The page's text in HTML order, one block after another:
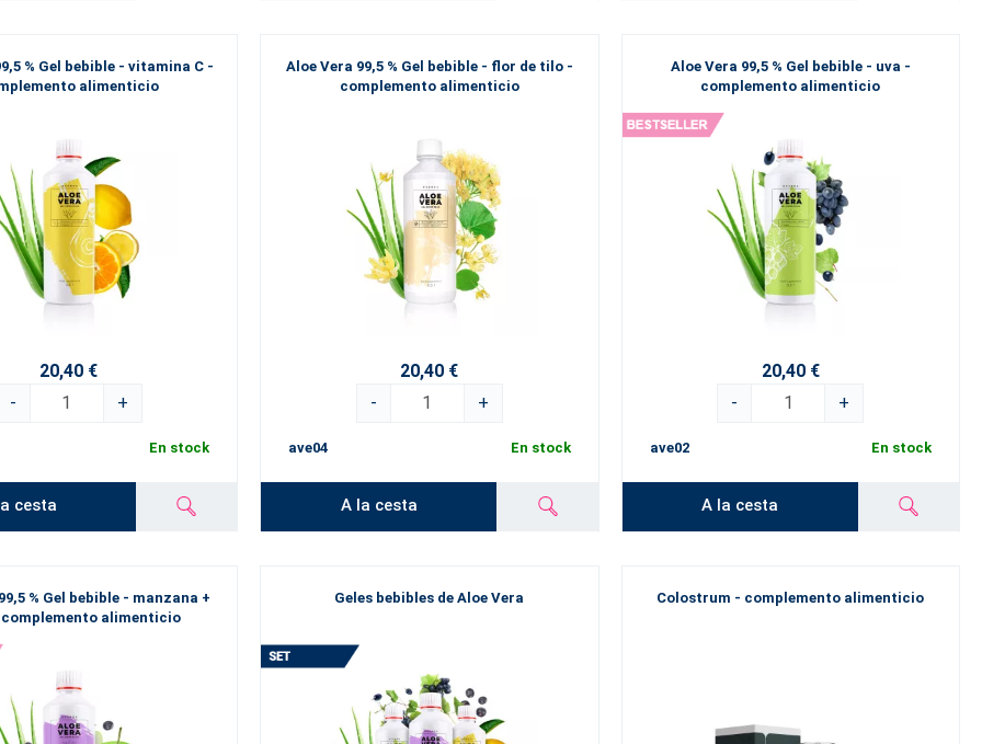
% Gel bebible - vitamina C -
alimenticio
20,40 €
-
+
En stock
cesta
Aloe Vera 99,5 % Gel bebible - flor de tilo -
complemento alimenticio
20,40 €
-
+
ave04 En stock
A la cesta
Aloe Vera 99,5 % Gel bebible - uva -
complemento alimenticio
20,40 €
-
+
ave02 En stock
A la cesta
% Gel bebible - manzana +
alimenticio
Geles bebibles de Aloe Vera Colostrum - complemento alimenticio